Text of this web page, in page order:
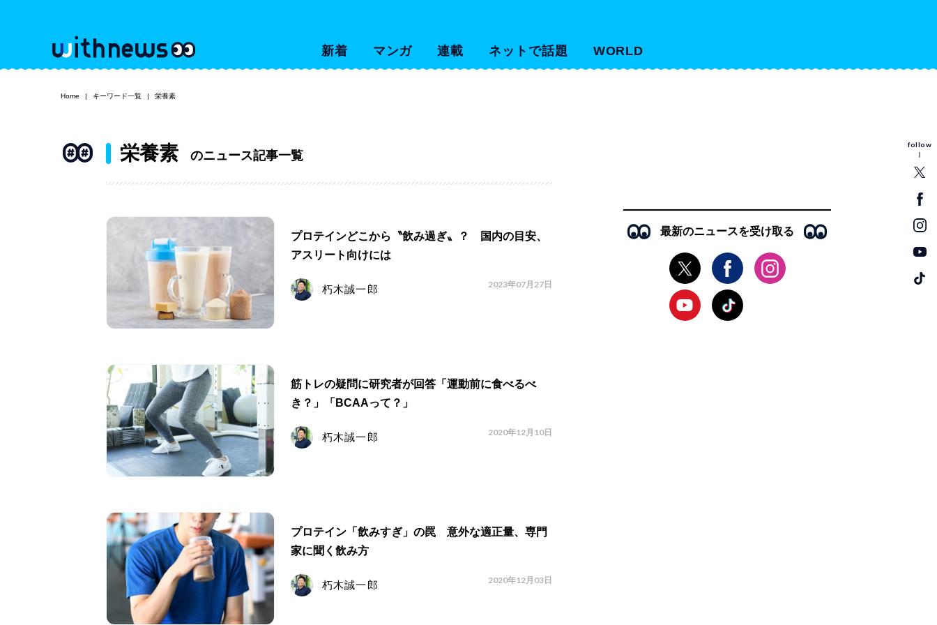
新着 マンガ 連載 ネットで話題 WORLD
follow
Home キーワード一覧 栄養素
栄養素 のニュース記事一覧
プロテインどこから〝飲み過ぎ〟？ 国内の目安、
アスリート向けには
朽木誠一郎 2023年07月27日
筋トレの疑問に研究者が回答「運動前に食べるべ
き？」「BCAAって？」
朽木誠一郎 2020年12月10日
プロテイン「飲みすぎ」の罠 意外な適正量、専門
家に聞く飲み方
朽木誠一郎 2020年12月03日
最新のニュースを受け取る